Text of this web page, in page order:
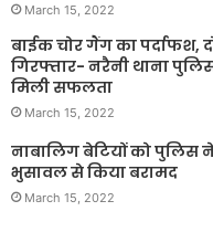
March 15, 2022
बाईक चोर गैंग का पर्दाफश,
गिरफ्तार- नरैनी थाना
मिली सफलता
March 15, 2022
नाबालिग बेटियों को पुलिस
भुसावल से किया बरामद
March 15, 2022